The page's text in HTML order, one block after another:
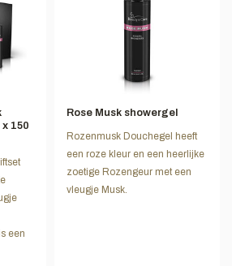
150
een
Rose Musk showergel
Rozenmusk Douchegel heeft
een roze kleur en een heerlijke
zoetige Rozengeur met een
vleugje Musk.